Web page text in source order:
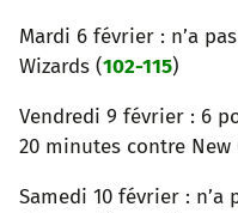
Mardi 6 février : n’a
Wizards (102-115)
Vendredi 9 février : 6
20 minutes contre New
Samedi 10 février : n’a